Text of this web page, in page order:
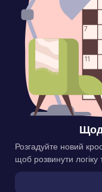
Розгадуйте новий
щоб розвинути